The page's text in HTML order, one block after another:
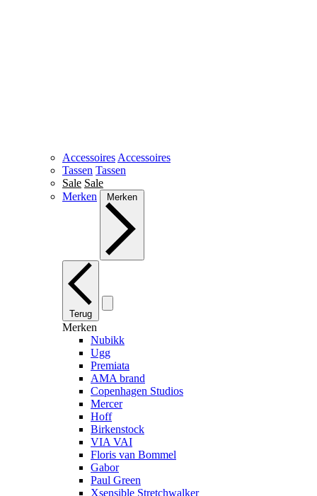
Accessoires Accessoires
Tassen Tassen
Sale Sale
Merken
Merken
Terug
Merken
Nubikk
Ugg
Premiata
AMA brand
Copenhagen Studios
Mercer
Hoff
Birkenstock
VIA VAI
Floris van Bommel
Gabor
Paul Green
Xsensible Stretchwalker